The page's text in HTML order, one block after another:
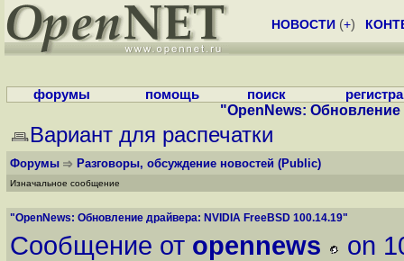
НОВОСТИ (+)
форумы помощь поиск
"OpenNews: Обновление
Вариант для распечатки
Форумы Разговоры, обсуждение новостей (Public)
Изначальное сообщение
"OpenNews: Обновление драйвера: NVIDIA FreeBSD 100.14.19"
Сообщение от opennews on